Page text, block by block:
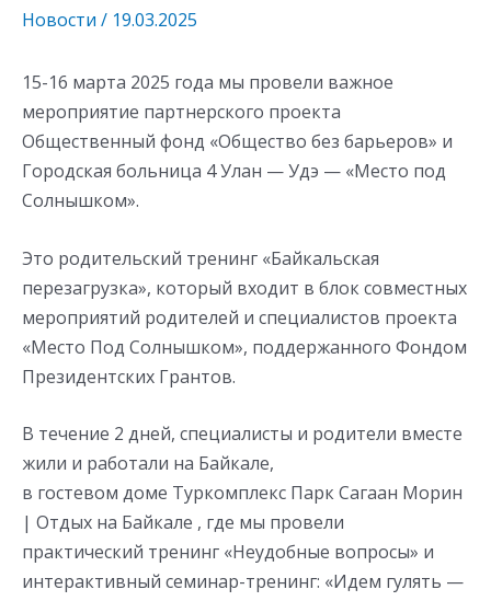
Новости / 19.03.2025
15-16 марта 2025 года мы провели важное
мероприятие партнерского проекта
Общественный фонд «Общество без барьеров» и
Городская больница 4 Улан — Удэ — «Место под
Солнышком».
Это родительский тренинг «Байкальская
перезагрузка», который входит в блок совместных
мероприятий родителей и специалистов проекта
«Место Под Солнышком», поддержанного Фондом
Президентских Грантов.
В течение 2 дней, специалисты и родители вместе
жили и работали на Байкале,
в гостевом доме Туркомплекс Парк Сагаан Морин
| Отдых на Байкале , где мы провели
практический тренинг «Неудобные вопросы» и
интерактивный семинар-тренинг: «Идем гулять —